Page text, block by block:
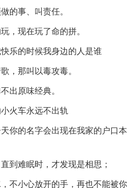
的事、叫责任。
，现在玩了命的拼。
乐的时候我身边的人是谁
，那叫以毒攻毒。
出原味经典。
火车永远不出轨
你的名字会出现在我家的户口本
到难眠时，才发现是相思；
不小心放开的手，再也不能被你